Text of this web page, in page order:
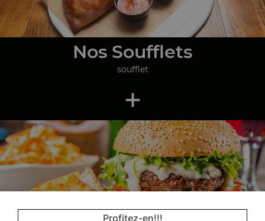
Nos Soufflets
soufflet
+
Profitez-en!!!